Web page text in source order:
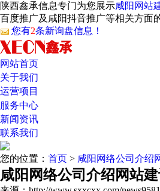
陕西鑫承信息专门为您展示咸阳网站
百度推广及咸阳抖音推广等相关方面
您有2条新询盘信息！
网站首页
关于我们
运营项目
服务中心
新闻资讯
联系我们
您的位置： 首页 > 咸阳网络公司介绍
咸阳网络公司介绍网站